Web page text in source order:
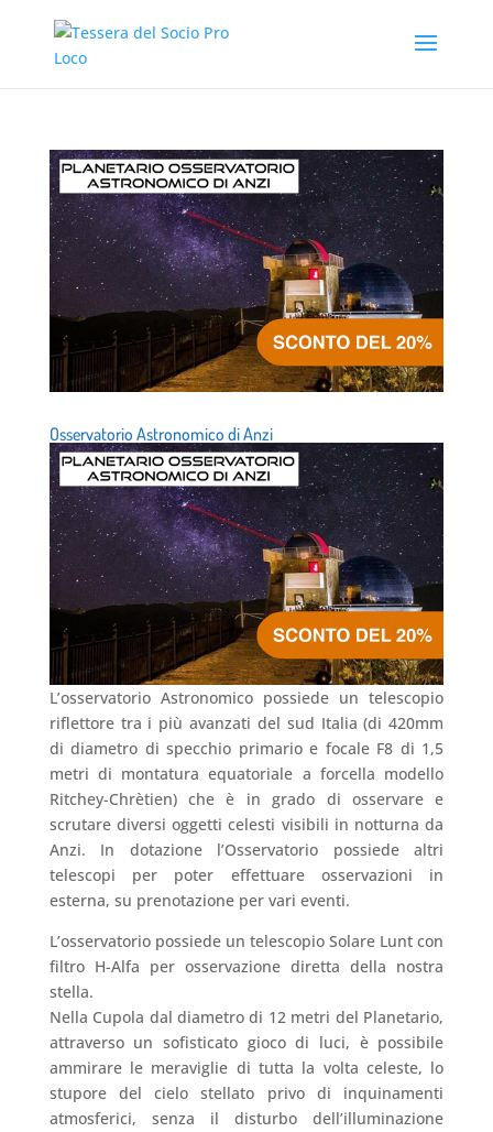
Osservatorio Astronomico di Anzi
L’osservatorio Astronomico possiede un telescopio
riflettore tra i più avanzati del sud Italia (di 420mm
di diametro di specchio primario e focale F8 di 1,5
metri di montatura equatoriale a forcella modello
Ritchey-Chrètien) che è in grado di osservare e
scrutare diversi oggetti celesti visibili in notturna da
Anzi. In dotazione l’Osservatorio possiede altri
telescopi per poter effettuare osservazioni in
esterna, su prenotazione per vari eventi.
L’osservatorio possiede un telescopio Solare Lunt con
filtro H-Alfa per osservazione diretta della nostra
stella.
Nella Cupola dal diametro di 12 metri del Planetario,
attraverso un sofisticato gioco di luci, è possibile
ammirare le meraviglie di tutta la volta celeste, lo
stupore del cielo stellato privo di inquinamenti
atmosferici, senza il disturbo dell’illuminazione